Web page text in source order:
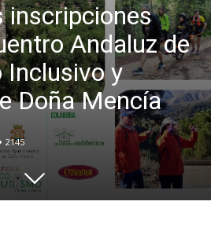
inscripciones
Andaluz de
Inclusivo y
Doña Mencía
2145